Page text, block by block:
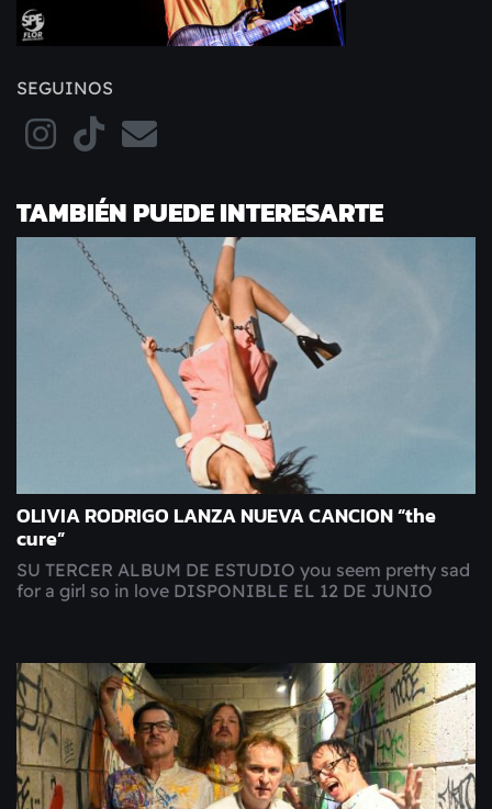
SEGUINOS
TAMBIÉN PUEDE INTERESARTE
OLIVIA RODRIGO LANZA NUEVA CANCION “the
cure”
SU TERCER ALBUM DE ESTUDIO you seem pretty sad
for a girl so in love DISPONIBLE EL 12 DE JUNIO